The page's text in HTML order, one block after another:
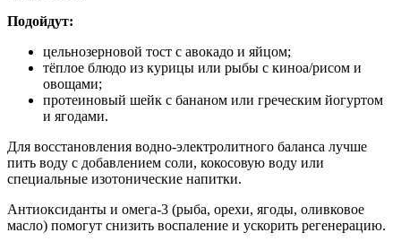
Подойдут:
цельнозерновой тост с авокадо и яйцом;
тёплое блюдо из курицы или рыбы с киноа/рисом и
овощами;
протеиновый шейк с бананом или греческим йогуртом
и ягодами.
Для восстановления водно-электролитного баланса лучше
пить воду с добавлением соли, кокосовую воду или
специальные изотонические напитки.
Антиоксиданты и омега-3 (рыба, орехи, ягоды, оливковое
масло) помогут снизить воспаление и ускорить регенерацию.